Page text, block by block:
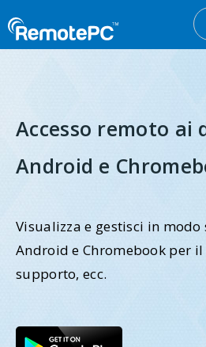
Accesso remoto ai
Android e
Visualizza e gestisci in
Android e Chromebook per
supporto, ecc.